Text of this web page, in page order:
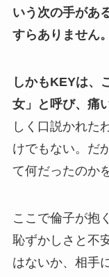
いう次の手があ
すらありません。
しかもKEYは、
女」と呼び、痛
しく口説かれた
けでもない。だ
て何だったのか
ここで倫子が抱
恥ずかしさと不
はないか、相手